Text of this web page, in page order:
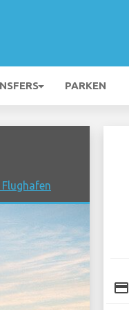
PARKEN
credit_card